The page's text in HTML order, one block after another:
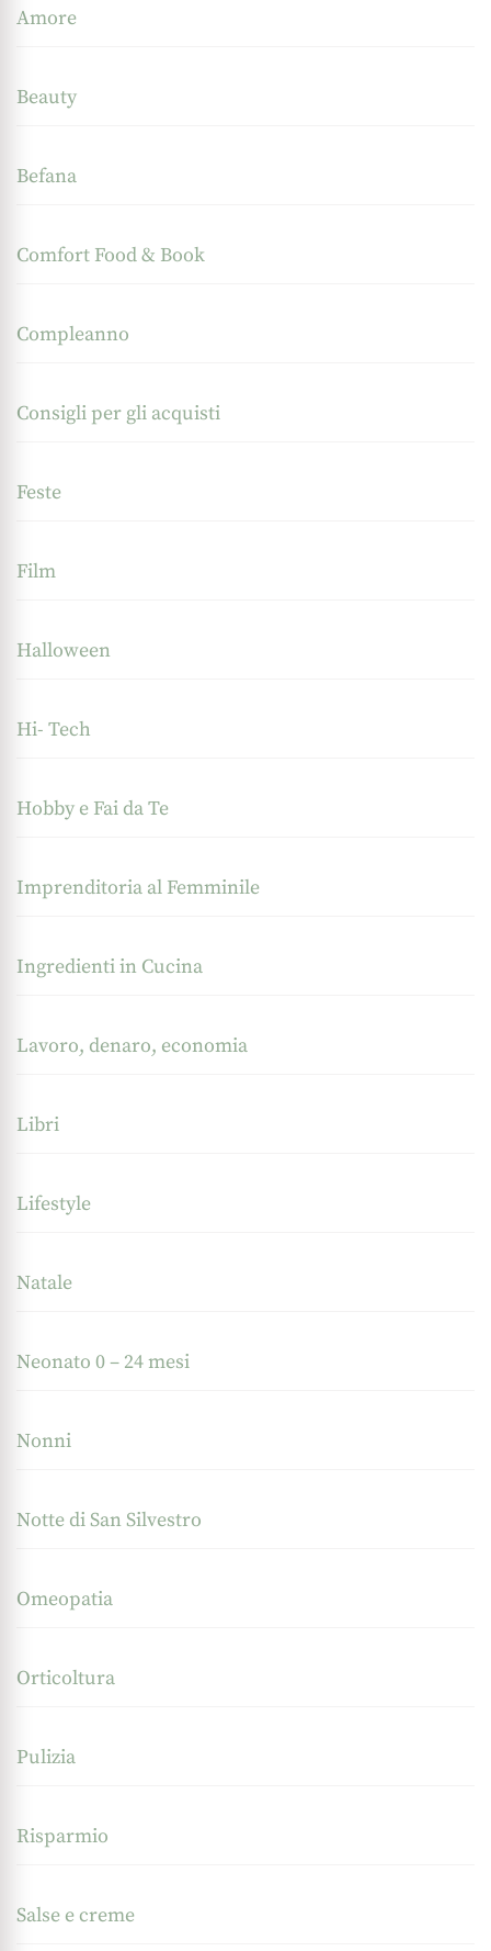
Amore
Beauty
Befana
Comfort Food & Book
Compleanno
Consigli per gli acquisti
Feste
Film
Halloween
Hi- Tech
Hobby e Fai da Te
Imprenditoria al Femminile
Ingredienti in Cucina
Lavoro, denaro, economia
Libri
Lifestyle
Natale
Neonato 0 – 24 mesi
Nonni
Notte di San Silvestro
Omeopatia
Orticoltura
Pulizia
Risparmio
Salse e creme